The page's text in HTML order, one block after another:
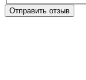
Отправить отзыв